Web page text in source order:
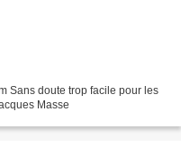
Sans doute trop facile pour les
Masse